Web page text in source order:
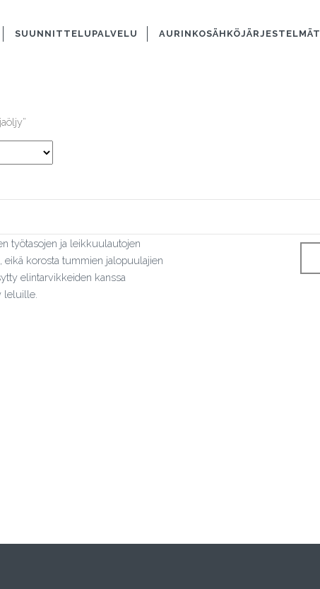
SUUNNITTELUPALVELU AURINKOSÄHKÖJÄRJESTELMÄT
työtasojen ja leikkuulautojen
eikä korosta tummien jalopuulajien
elintarvikkeiden kanssa
leluille.